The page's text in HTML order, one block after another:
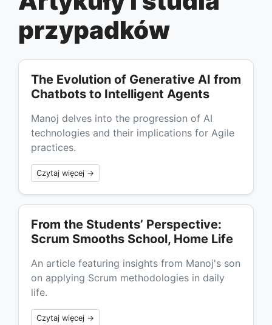
przypadków
The Evolution of Generative AI from
Chatbots to Intelligent Agents
Manoj delves into the progression of AI
technologies and their implications for Agile
practices.
Czytaj więcej →
From the Students’ Perspective:
Scrum Smooths School, Home Life
An article featuring insights from Manoj's son
on applying Scrum methodologies in daily
life.
Czytaj więcej →